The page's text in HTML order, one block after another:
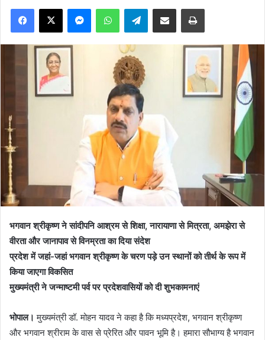
Facebook
X MessengerWhatsAppTelegramShare via Email Print
भगवान श्रीकृष्ण ने सांदीपनि आश्रम से शिक्षा, नारायाणा से मित्रता, अमझेरा से
वीरता और जानापाव से विनम्रता का दिया संदेश
प्रदेश में जहां-जहां भगवान श्रीकृष्ण के चरण पड़े उन स्थानों को तीर्थ के रूप में
किया जाएगा विकसित
मुख्यमंत्री ने जन्माष्टमी पर्व पर प्रदेशवासियों को दी शुभकामनाएं
भोपाल। मुख्यमंत्री डॉ. मोहन यादव ने कहा है कि मध्यप्रदेश, भगवान श्रीकृष्ण
और भगवान श्रीराम के वास से प्रेरित और पावन भूमि है। हमारा सौभाग्य है भगवान